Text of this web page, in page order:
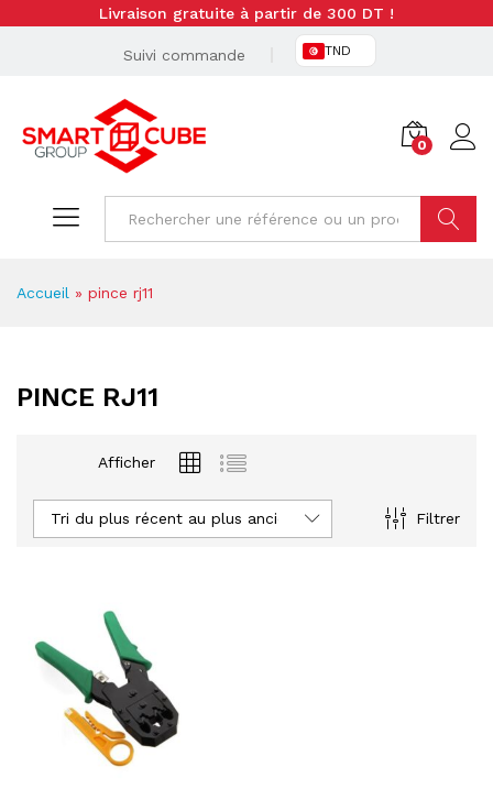
Livraison gratuite à partir de 300 DT !
Suivi commande TND
0
Accueil » pince rj11
PINCE RJ11
Afficher
Filtrer
Tri du plus récent au plus ancien